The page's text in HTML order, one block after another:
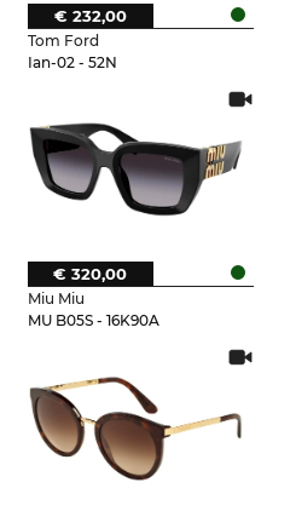
Tom Ford
Ian-02 - 52N
€ 232,00
Miu Miu
MU B05S - 16K90A
€ 320,00